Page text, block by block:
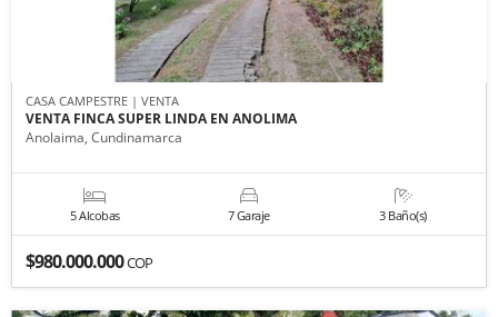
CASA CAMPESTRE | VENTA
VENTA FINCA SUPER LINDA EN ANOLIMA
Anolaima, Cundinamarca
5 Alcobas 7 Garaje 3 Baño(s)
$980.000.000COP